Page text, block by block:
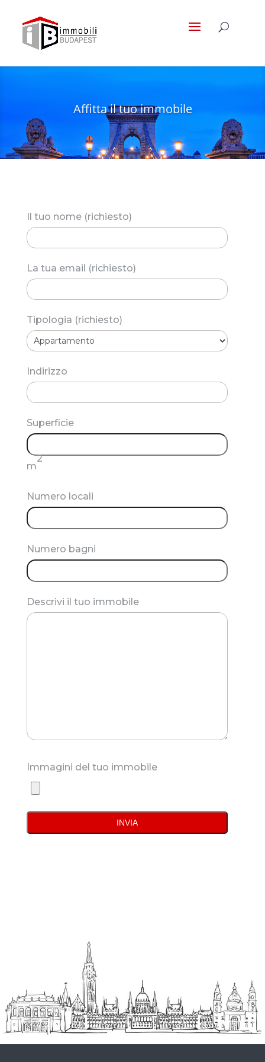
Affitta il tuo immobile
Il tuo nome (richiesto)
La tua email (richiesto)
Tipologia (richiesto)
Indirizzo
Superficie
m
2
Numero locali
Numero bagni
Descrivi il tuo immobile
Immagini del tuo immobile